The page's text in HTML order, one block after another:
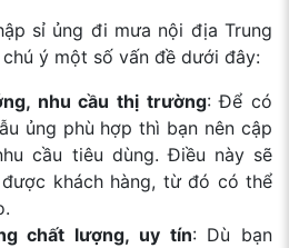
sỉ ủng đi mưa nội địa Trung
ý một số vấn đề dưới đây:
nhu cầu thị trường: Để có
ủng phù hợp thì bạn nên cập
cầu tiêu dùng. Điều này sẽ
khách hàng, từ đó có thể
chất lượng, uy tín: Dù bạn